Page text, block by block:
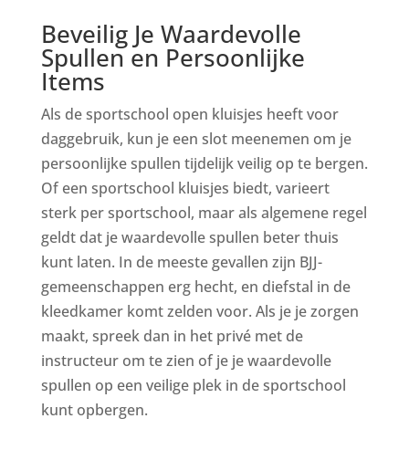
Beveilig Je Waardevolle
Spullen en Persoonlijke
Items
Als de sportschool open kluisjes heeft voor
daggebruik, kun je een slot meenemen om je
persoonlijke spullen tijdelijk veilig op te bergen.
Of een sportschool kluisjes biedt, varieert
sterk per sportschool, maar als algemene regel
geldt dat je waardevolle spullen beter thuis
kunt laten. In de meeste gevallen zijn BJJ-
gemeenschappen erg hecht, en diefstal in de
kleedkamer komt zelden voor. Als je je zorgen
maakt, spreek dan in het privé met de
instructeur om te zien of je je waardevolle
spullen op een veilige plek in de sportschool
kunt opbergen.